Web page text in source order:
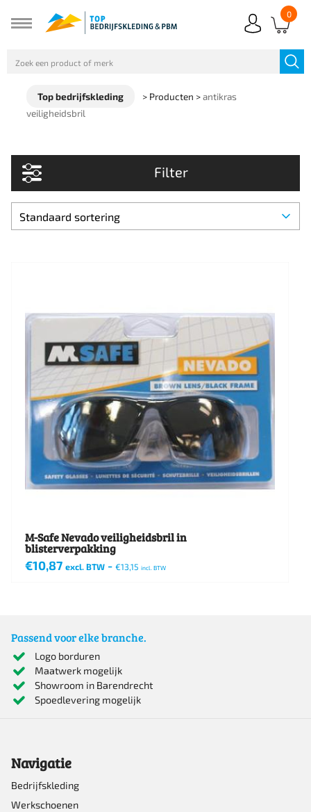
0
Top bedrijfskleding > Producten >antikras
veiligheidsbril
Filter
M-Safe Nevado veiligheidsbril in
blisterverpakking
€10,87 excl. BTW - €13,15 incl. BTW
Passend voor elke branche.
Logo borduren
Maatwerk mogelijk
Showroom in Barendrecht
Spoedlevering mogelijk
Navigatie
Bedrijfskleding
Werkschoenen